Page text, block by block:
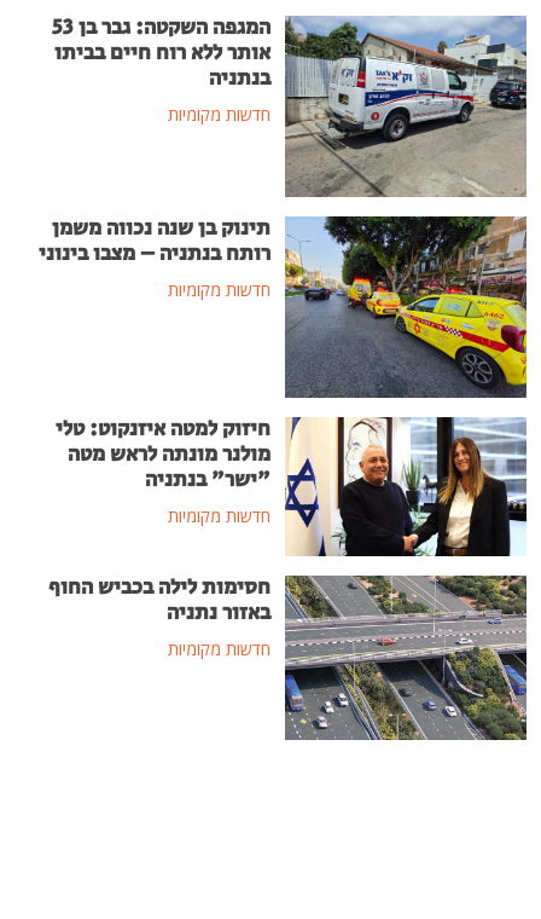
המגפה השקטה: גבר בן 53
אותר ללא רוח חיים בביתו
בנתניה
חדשות מקומיות
תינוק בן שנה נכווה משמן
רותח בנתניה – מצבו בינוני
חדשות מקומיות
חיזוק למטה איזנקוט: טלי
מולנר מונתה לראש מטה
"ישר" בנתניה
חדשות מקומיות
חסימות לילה בכביש החוף
באזור נתניה
חדשות מקומיות